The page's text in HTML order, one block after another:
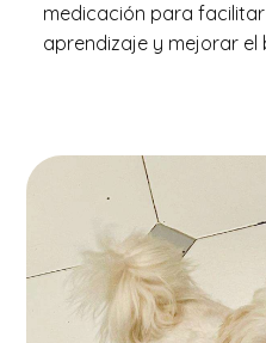
medicación para
aprendizaje y mejorar el